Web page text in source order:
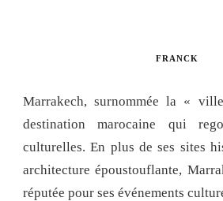
FRANCK
Marrakech, surnommée la «
destination marocaine qui
culturelles. En plus de ses sites
architecture époustouflante,
réputée pour ses événements